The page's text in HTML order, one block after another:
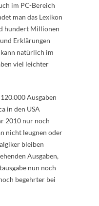
im PC-Bereich
man das Lexikon
hundert Millionen
Erklärungen
natürlich im
viel leichter
Ausgaben
in den USA
2010 nur noch
nicht leugnen oder
bleiben
Ausgaben,
nun noch
begehrter bei